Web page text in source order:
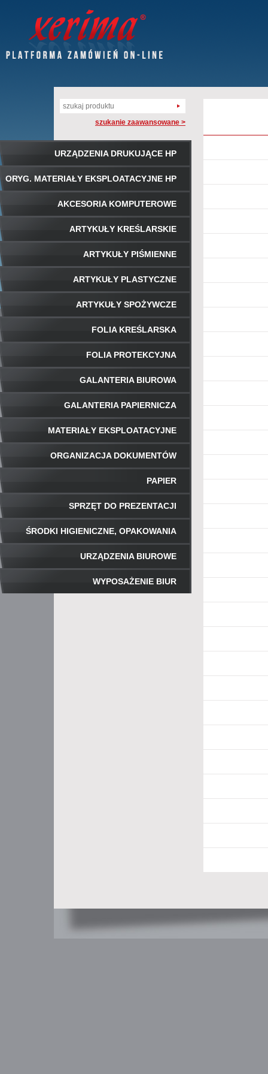
szukanie zaawansowane >
URZĄDZENIA DRUKUJĄCE HP
ORYG. MATERIAŁY EKSPLOATACYJNE HP
AKCESORIA KOMPUTEROWE
ARTYKUŁY KREŚLARSKIE
ARTYKUŁY PIŚMIENNE
ARTYKUŁY PLASTYCZNE
ARTYKUŁY SPOŻYWCZE
FOLIA KREŚLARSKA
FOLIA PROTEKCYJNA
GALANTERIA BIUROWA
GALANTERIA PAPIERNICZA
MATERIAŁY EKSPLOATACYJNE
ORGANIZACJA DOKUMENTÓW
PAPIER
SPRZĘT DO PREZENTACJI
ŚRODKI HIGIENICZNE, OPAKOWANIA
URZĄDZENIA BIUROWE
WYPOSAŻENIE BIUR